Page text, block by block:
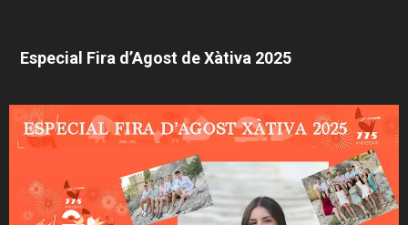
Especial Fira d’Agost de Xàtiva 2025